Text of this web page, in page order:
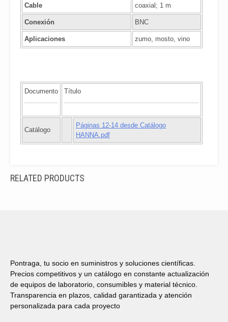
Cable coaxial; 1 m
Conexión BNC
Aplicaciones zumo, mosto, vino
Documento Título
Catálogo
Páginas 12-14 desde Catálogo
HANNA.pdf
RELATED PRODUCTS
Pontraga, tu socio en suministros y soluciones científicas.
Precios competitivos y un catálogo en constante actualización
de equipos de laboratorio, consumibles y material técnico.
Transparencia en plazos, calidad garantizada y atención
personalizada para cada proyecto